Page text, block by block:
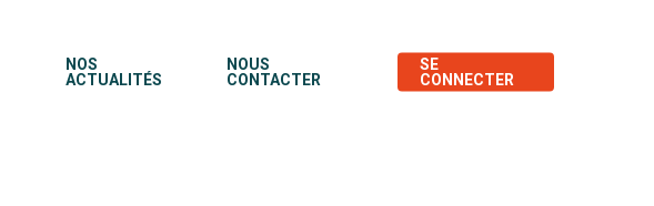
NOS
ACTUALITÉS
NOUS
CONTACTER
SE
CONNECTER